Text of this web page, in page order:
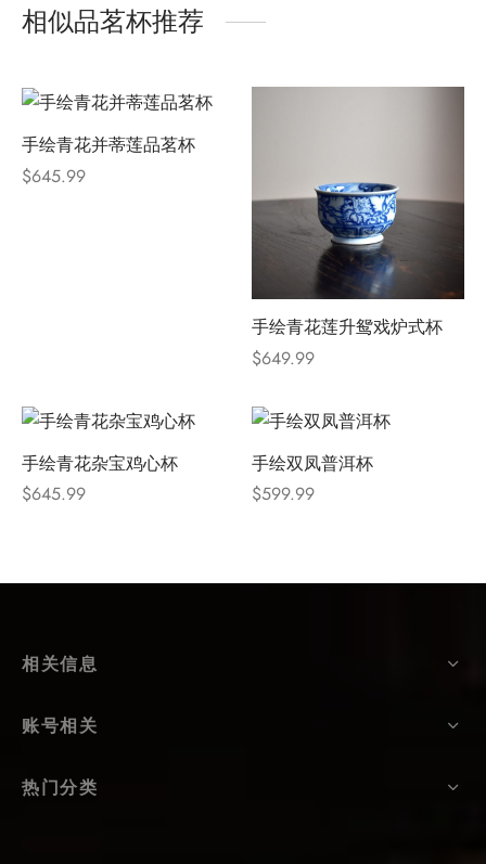
相似品茗杯推荐
手绘青花并蒂莲品茗杯
$645.99
手绘青花莲升鸳戏炉式杯
$649.99
手绘青花杂宝鸡心杯
$645.99
手绘双凤普洱杯
$599.99
相关信息
账号相关
热门分类